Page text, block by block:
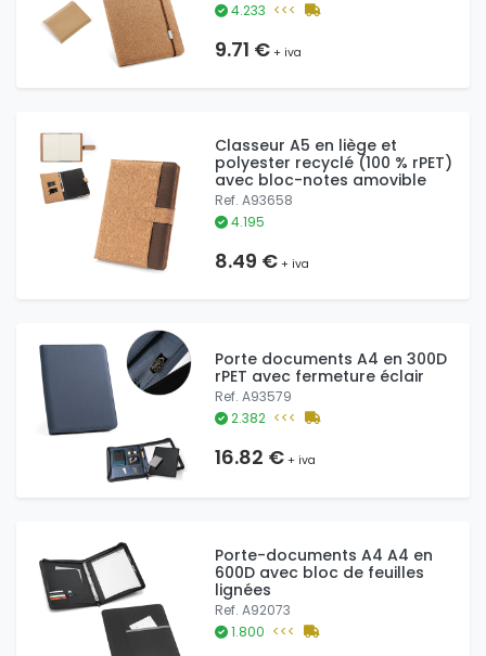
4.233 <<<
9.71 €+ iva
Classeur A5 en liège et
polyester recyclé (100 % rPET)
avec bloc-notes amovible
Ref. A93658
4.195
8.49 €+ iva
Porte documents A4 en 300D
rPET avec fermeture éclair
Ref. A93579
2.382 <<<
16.82 €+ iva
Porte-documents A4 A4 en
600D avec bloc de feuilles
lignées
Ref. A92073
1.800 <<<